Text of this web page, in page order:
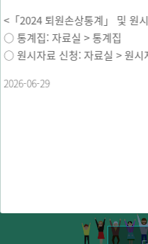
<「2024 퇴원손상통계」 및 원
○ 통계집: 자료실 > 통계집
○ 원시자료 신청: 자료실 > 원시
2026-06-29